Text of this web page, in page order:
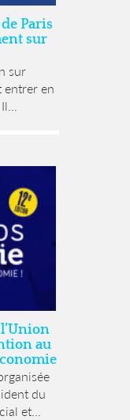
Paris
sur
sur
entrer en
au
du
et...